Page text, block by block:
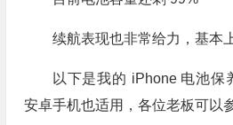
续航表现也非常给力，基本
以下是我的 iPhone 电池保
安卓手机也适用，各位老板可以